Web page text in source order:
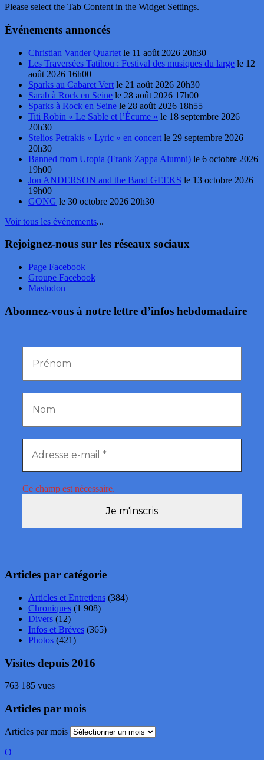
Please select the Tab Content in the Widget Settings.
Événements annoncés
Christian Vander Quartet le 11 août 2026 20h30
Les Traversées Tatihou : Festival des musiques du large le 12
août 2026 16h00
Sparks au Cabaret Vert le 21 août 2026 20h30
Sarāb à Rock en Seine le 28 août 2026 17h00
Sparks à Rock en Seine le 28 août 2026 18h55
Titi Robin « Le Sable et l’Écume » le 18 septembre 2026
20h30
Stelios Petrakis « Lyric » en concert le 29 septembre 2026
20h30
Banned from Utopia (Frank Zappa Alumni) le 6 octobre 2026
19h00
Jon ANDERSON and the Band GEEKS le 13 octobre 2026
19h00
GONG le 30 octobre 2026 20h30
Voir tous les événements...
Rejoignez-nous sur les réseaux sociaux
Page Facebook
Groupe Facebook
Mastodon
Abonnez-vous à notre lettre d’infos hebdomadaire
Ce champ est nécessaire.
Articles par catégorie
Articles et Entretiens (384)
Chroniques (1 908)
Divers (12)
Infos et Brèves (365)
Photos (421)
Visites depuis 2016
763 185 vues
Articles par mois
Articles par mois
O